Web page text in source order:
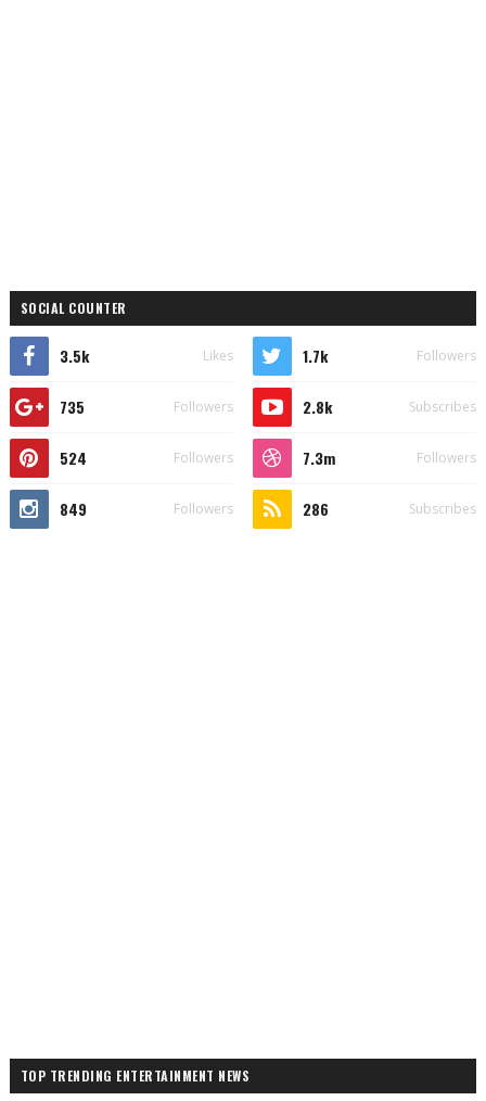
SOCIAL COUNTER
3.5k Likes 1.7k Followers
735 Followers 2.8k Subscribes
524 Followers 7.3m Followers
849 Followers 286 Subscribes
TOP TRENDING ENTERTAINMENT NEWS